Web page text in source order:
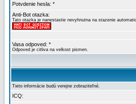
Potvdenie hesla: *
Anti-Bot otazka:
Tato otazka je nanestastie nevyhnutna na stazenie
Vasa odpoved: *
Odpoved je citliva na velkost pismen.
Tieto informácie budú verejne zobraziteľné.
ICQ: